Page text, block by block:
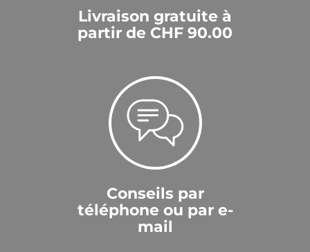
Livraison gratuite à
partir de CHF 90.00
Conseils par
téléphone ou par e-
mail